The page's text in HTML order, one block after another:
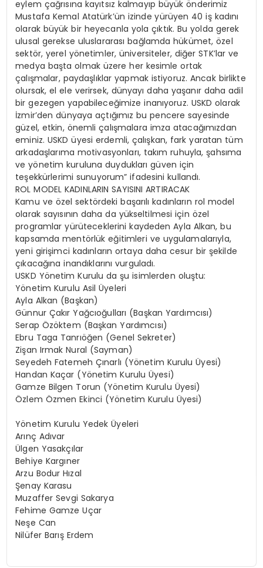
eylem çağrısına kayıtsız kalmayıp büyük önderimiz
Mustafa Kemal Atatürk’ün izinde yürüyen 40 iş kadını
olarak büyük bir heyecanla yola çıktık. Bu yolda gerek
ulusal gerekse uluslararası bağlamda hükümet, özel
sektör, yerel yönetimler, üniversiteler, diğer STK’lar ve
medya başta olmak üzere her kesimle ortak
çalışmalar, paydaşlıklar yapmak istiyoruz. Ancak birlikte
olursak, el ele verirsek, dünyayı daha yaşanır daha adil
bir gezegen yapabileceğimize inanıyoruz. USKD olarak
İzmir’den dünyaya açtığımız bu pencere sayesinde
güzel, etkin, önemli çalışmalara imza atacağımızdan
eminiz. USKD üyesi erdemli, çalışkan, fark yaratan tüm
arkadaşlarıma motivasyonları, takım ruhuyla, şahsıma
ve yönetim kuruluna duydukları güven için
teşekkürlerimi sunuyorum” ifadesini kullandı.
ROL MODEL KADINLARIN SAYISINI ARTIRACAK
Kamu ve özel sektördeki başarılı kadınların rol model
olarak sayısının daha da yükseltilmesi için özel
programlar yürüteceklerini kaydeden Ayla Alkan, bu
kapsamda mentörlük eğitimleri ve uygulamalarıyla,
yeni girişimci kadınların ortaya daha cesur bir şekilde
çıkacağına inandıklarını vurguladı.
USKD Yönetim Kurulu da şu isimlerden oluştu:
Yönetim Kurulu Asil Üyeleri
Ayla Alkan (Başkan)
Günnur Çakır Yağcıoğulları (Başkan Yardımcısı)
Serap Özöktem (Başkan Yardımcısı)
Ebru Taga Tanrıöğen (Genel Sekreter)
Zişan Irmak Nural (Sayman)
Seyedeh Fatemeh Çınarlı (Yönetim Kurulu Üyesi)
Handan Kaçar (Yönetim Kurulu Üyesi)
Gamze Bilgen Torun (Yönetim Kurulu Üyesi)
Özlem Özmen Ekinci (Yönetim Kurulu Üyesi)
Yönetim Kurulu Yedek Üyeleri
Arınç Adıvar
Ülgen Yasakçılar
Behiye Kargıner
Arzu Bodur Hızal
Şenay Karasu
Muzaffer Sevgi Sakarya
Fehime Gamze Uçar
Neşe Can
Nilüfer Barış Erdem